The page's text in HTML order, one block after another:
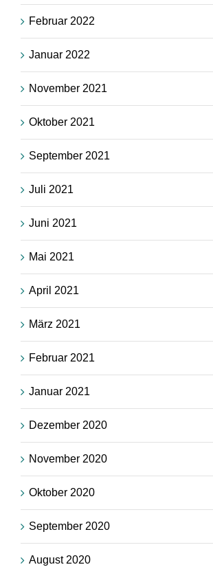
Februar 2022
Januar 2022
November 2021
Oktober 2021
September 2021
Juli 2021
Juni 2021
Mai 2021
April 2021
März 2021
Februar 2021
Januar 2021
Dezember 2020
November 2020
Oktober 2020
September 2020
August 2020